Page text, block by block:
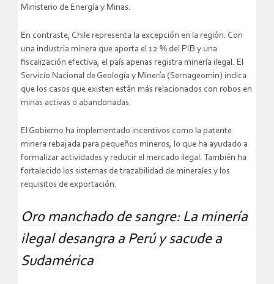
Ministerio de Energía y Minas.
En contraste, Chile representa la excepción en la región. Con
una industria minera que aporta el 12 % del PIB y una
fiscalización efectiva, el país apenas registra minería ilegal. El
Servicio Nacional de Geología y Minería (Sernageomin) indica
que los casos que existen están más relacionados con robos en
minas activas o abandonadas.
El Gobierno ha implementado incentivos como la patente
minera rebajada para pequeños mineros, lo que ha ayudado a
formalizar actividades y reducir el mercado ilegal. También ha
fortalecido los sistemas de trazabilidad de minerales y los
requisitos de exportación.
Oro manchado de sangre: La minería
ilegal desangra a Perú y sacude a
Sudamérica